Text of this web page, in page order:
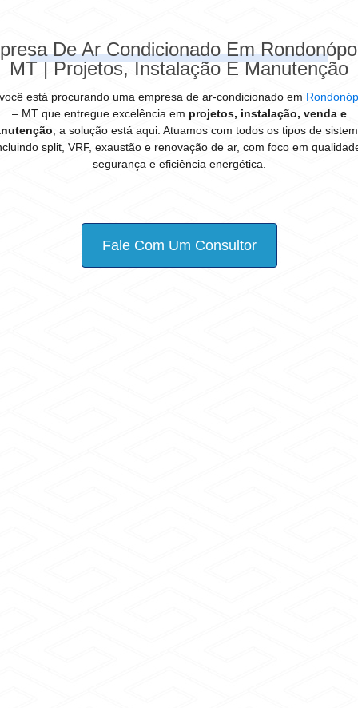
De Ar Condicionado Em
MT | Projetos, Instalação E Manutenção
está procurando uma empresa de ar-condicionado em
– MT que entregue excelência em projetos, instalação, venda e
, a solução está aqui. Atuamos com todos os tipos de
split, VRF, exaustão e renovação de ar, com foco em
segurança e eficiência energética.
Fale Com Um Consultor